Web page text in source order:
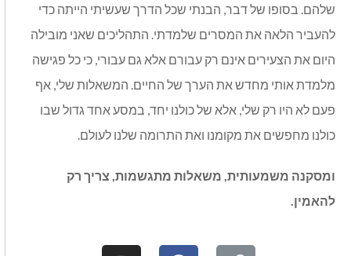
שלהם. בסופו של דבר, הבנתי שכל הדרך שעשיתי הייתה כדי
להעביר הלאה את המסרים שלמדתי. התהליכים שאני מובילה
היום את הצעירים אינם רק עבורם אלא גם עבורי, כי כל פגישה
מלמדת אותי מחדש את הערך של החיים. המשאלות שלי, אף
פעם לא היו רק שלי, אלא של כולנו יחד, במסע אחד גדול שבו
כולנו מחפשים את מקומנו ואת התרומה שלנו לעולם.
ומסקנה משמעותית, משאלות מתגשמות, צריך רק
להאמין.